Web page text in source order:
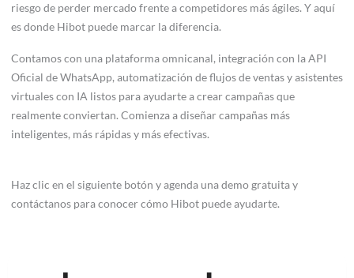
riesgo de perder mercado frente a competidores más ágiles. Y aquí
es donde Hibot puede marcar la diferencia.
Contamos con una plataforma omnicanal, integración con la API
Oficial de WhatsApp, automatización de flujos de ventas y asistentes
virtuales con IA listos para ayudarte a crear campañas que
realmente conviertan.Comienza a diseñar campañas más
inteligentes, más rápidas y más efectivas.
Haz clic en el siguiente botón y agenda una demo gratuita y
contáctanos para conocer cómo Hibot puede ayudarte.
¡Consultoría gratis!